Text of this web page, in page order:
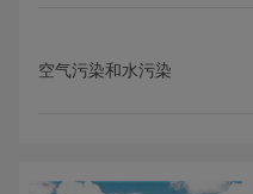
空气污染和水污染